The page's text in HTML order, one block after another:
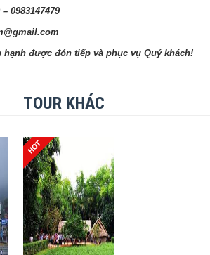
0983147479
hạnh được đón tiếp và phục vụ Quý khách!
TOUR KHÁC